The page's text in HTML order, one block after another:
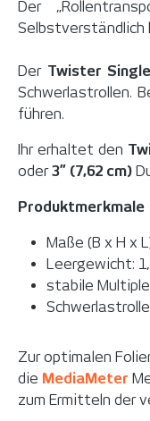
Der
Selbstverständlich
Der Twister Single
Schwerlastrollen.
führen.
Ihr erhaltet den
oder3” (7,62 cm)
Produktmerkmale
Maße (B x H x
Leergewicht:
stabile
Zur optimalen
die MediaMeter
zum Ermitteln der